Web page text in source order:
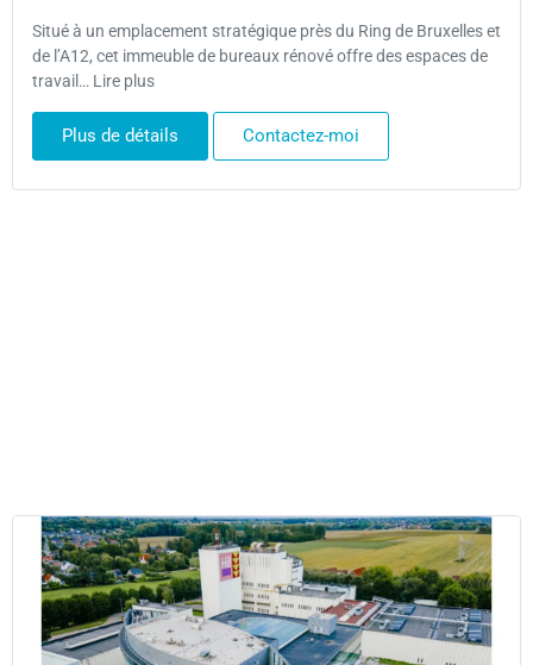
Situé à un emplacement stratégique près du Ring de Bruxelles et
de l’A12, cet immeuble de bureaux rénové offre des espaces de
travail… Lire plus
Plus de détails Contactez-moi